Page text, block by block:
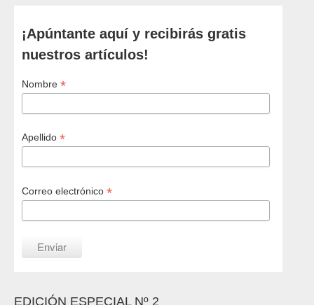
¡Apúntante aquí y recibirás gratis
nuestros artículos!
Nombre*
Apellido*
Correo electrónico*
EDICIÓN ESPECIAL Nº 2